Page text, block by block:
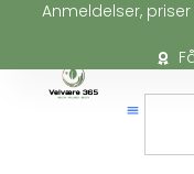
Anmeldelser,